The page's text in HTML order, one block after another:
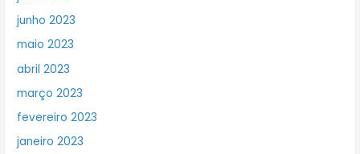
junho 2023
maio 2023
abril 2023
março 2023
fevereiro 2023
janeiro 2023